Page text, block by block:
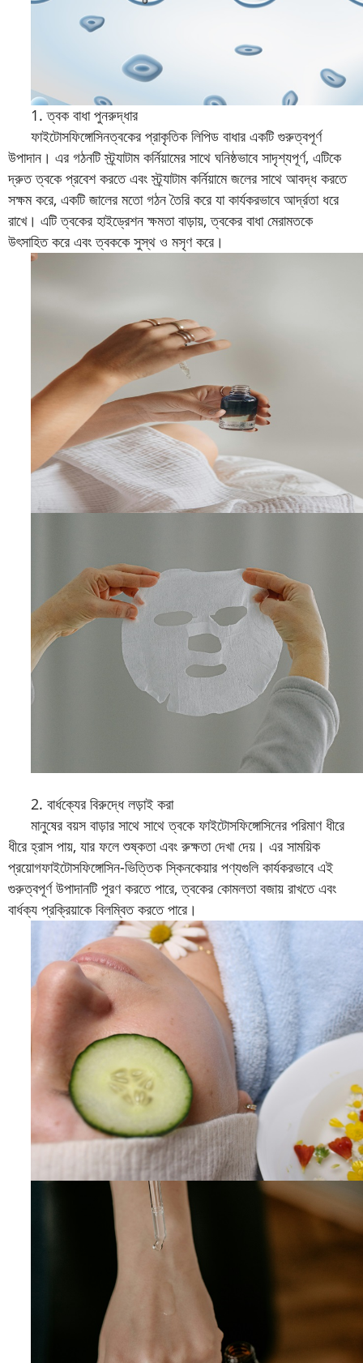
1. ত্বক বাধা পুনরুদ্ধার
ফাইটোসফিঙ্গোসিনত্বকের প্রাকৃতিক লিপিড বাধার একটি গুরুত্বপূর্ণ
উপাদান। এর গঠনটি স্ট্র্যাটাম কর্নিয়ামের সাথে ঘনিষ্ঠভাবে সাদৃশ্যপূর্ণ, এটিকে
দ্রুত ত্বকে প্রবেশ করতে এবং স্ট্র্যাটাম কর্নিয়ামে জলের সাথে আবদ্ধ করতে
সক্ষম করে, একটি জালের মতো গঠন তৈরি করে যা কার্যকরভাবে আর্দ্রতা ধরে
রাখে। এটি ত্বকের হাইড্রেশন ক্ষমতা বাড়ায়, ত্বকের বাধা মেরামতকে
উৎসাহিত করে এবং ত্বককে সুস্থ ও মসৃণ করে।
2. বার্ধক্যের বিরুদ্ধে লড়াই করা
মানুষের বয়স বাড়ার সাথে সাথে ত্বকে ফাইটোসফিঙ্গোসিনের পরিমাণ ধীরে
ধীরে হ্রাস পায়, যার ফলে শুষ্কতা এবং রুক্ষতা দেখা দেয়। এর সাময়িক
প্রয়োগফাইটোসফিঙ্গোসিন-ভিত্তিক স্কিনকেয়ার পণ্যগুলি কার্যকরভাবে এই
গুরুত্বপূর্ণ উপাদানটি পূরণ করতে পারে, ত্বকের কোমলতা বজায় রাখতে এবং
বার্ধক্য প্রক্রিয়াকে বিলম্বিত করতে পারে।